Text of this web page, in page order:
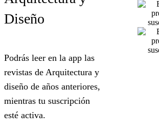
Diseño
Podrás leer en la app las
revistas de Arquitectura y
diseño de años anteriores,
mientras tu suscripción
esté activa.